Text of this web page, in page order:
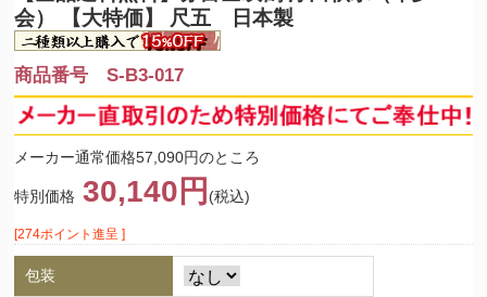
会） 【大特価】 尺五 日本製
商品番号 S-B3-017
メーカー通常価格57,090円のところ
特別価格 30,140円 (税込)
[274ポイント進呈 ]
包装